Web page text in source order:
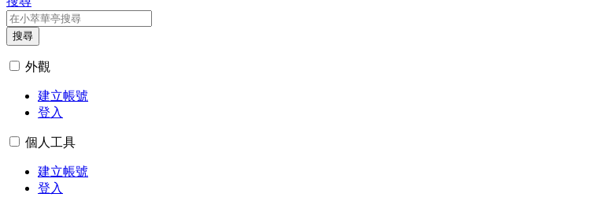
搜尋
外觀
建立帳號
登入
個人工具
建立帳號
登入